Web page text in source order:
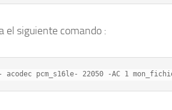
el siguiente comando :
pcm_s16le- 22050 -AC 1